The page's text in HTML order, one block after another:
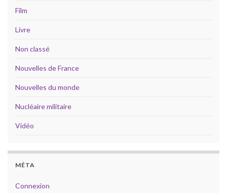
Film
Livre
Non classé
Nouvelles de France
Nouvelles du monde
Nucléaire militaire
Vidéo
MÉTA
Connexion